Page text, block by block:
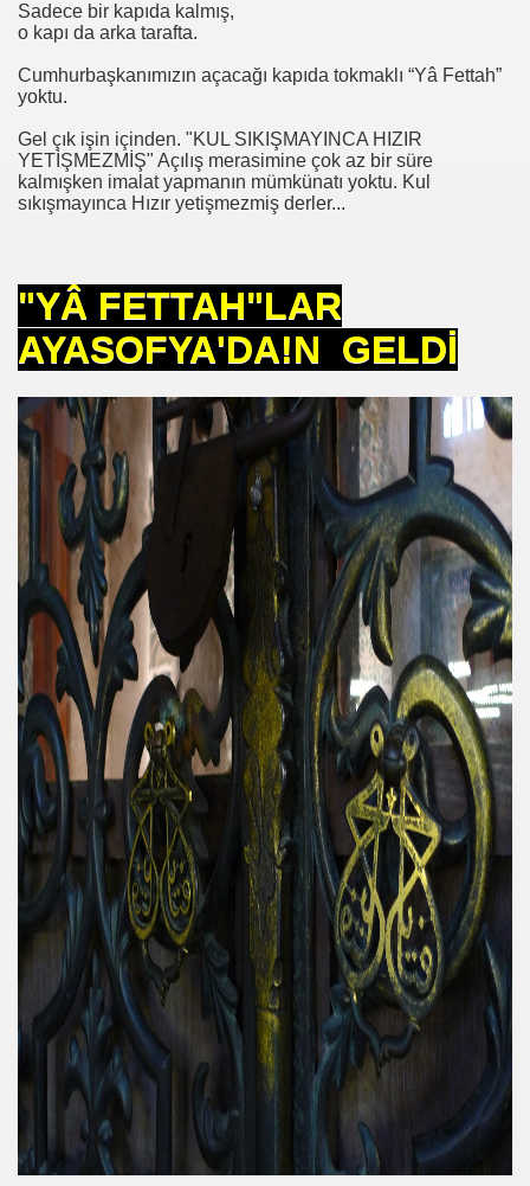
Sadece bir kapıda kalmış,
o kapı da arka tarafta.
Cumhurbaşkanımızın açacağı kapıda tokmaklı “Yâ Fettah”
yoktu.
Gel çık işin içinden. "KUL SIKIŞMAYINCA HIZIR
YETİŞMEZMİŞ" Açılış merasimine çok az bir süre
kalmışken imalat yapmanın mümkünatı yoktu. Kul
sıkışmayınca Hızır yetişmezmiş derler...
"YÂ FETTAH"LAR
AYASOFYA'DA!N GELDİ
VAKFI
İSMAİL TOPKAR
-TIP BULUŞLARI
GÜRSES